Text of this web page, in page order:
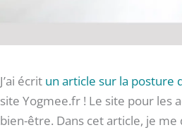
J’ai écrit un article sur la posture
site Yogmee.fr ! Le site pour les
bien-être. Dans cet article, je